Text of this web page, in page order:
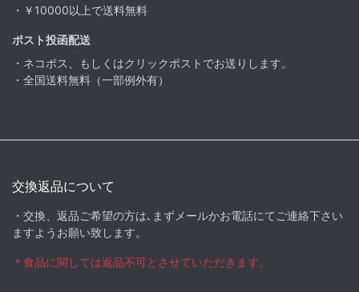
・￥10000以上で送料無料
ポスト投函配送
・ネコポス、もしくはクリックポストでお送りします。
・全国送料無料（一部例外有）
交換返品について
・交換、返品ご希望の方は､まずメールかお電話にてご連絡下さい
ますようお願い致します。
＊食品に関しては返品不可とさせていただきます。